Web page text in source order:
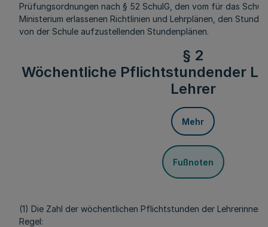
Prüfungsordnungen nach § 52 SchulG, den vom für das
Ministerium erlassenen Richtlinien und Lehrplänen, den
von der Schule aufzustellenden Stundenplänen.
§ 2
Wöchentliche Pflichtstundender
Lehrer
Mehr
Fußnoten
(1) Die Zahl der wöchentlichen Pflichtstunden der
Regel: